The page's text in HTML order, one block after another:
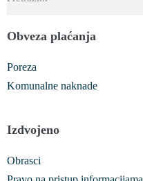
Obveza plaćanja
Poreza
Komunalne naknade
Izdvojeno
Obrasci